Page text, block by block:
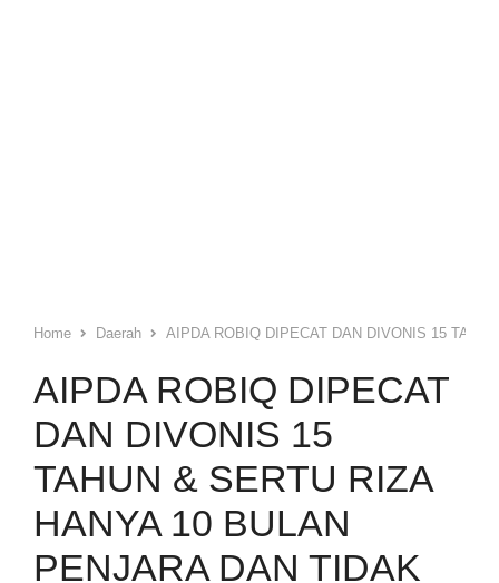
Home Daerah AIPDA ROBIQ DIPECAT DAN DIVONIS 15
AIPDA ROBIQ DIPECAT
DAN DIVONIS 15
TAHUN & SERTU RIZA
HANYA 10 BULAN
PENJARA DAN TIDAK